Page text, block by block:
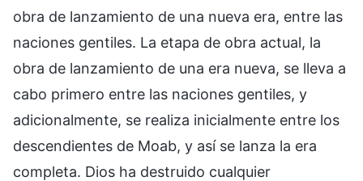
obra de lanzamiento de una nueva era, entre las
naciones gentiles. La etapa de obra actual, la
obra de lanzamiento de una era nueva, se lleva a
cabo primero entre las naciones gentiles, y
adicionalmente, se realiza inicialmente entre los
descendientes de Moab, y así se lanza la era
completa. Dios ha destruido cualquier